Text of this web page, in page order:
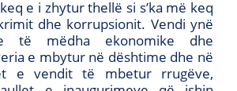
e i zhytur thellë si s’ka më keq
dhe korrupsionit. Vendi ynë
të mëdha ekonomike dhe
e mbytur në dështime dhe në
e vendit të mbetur rrugëve,